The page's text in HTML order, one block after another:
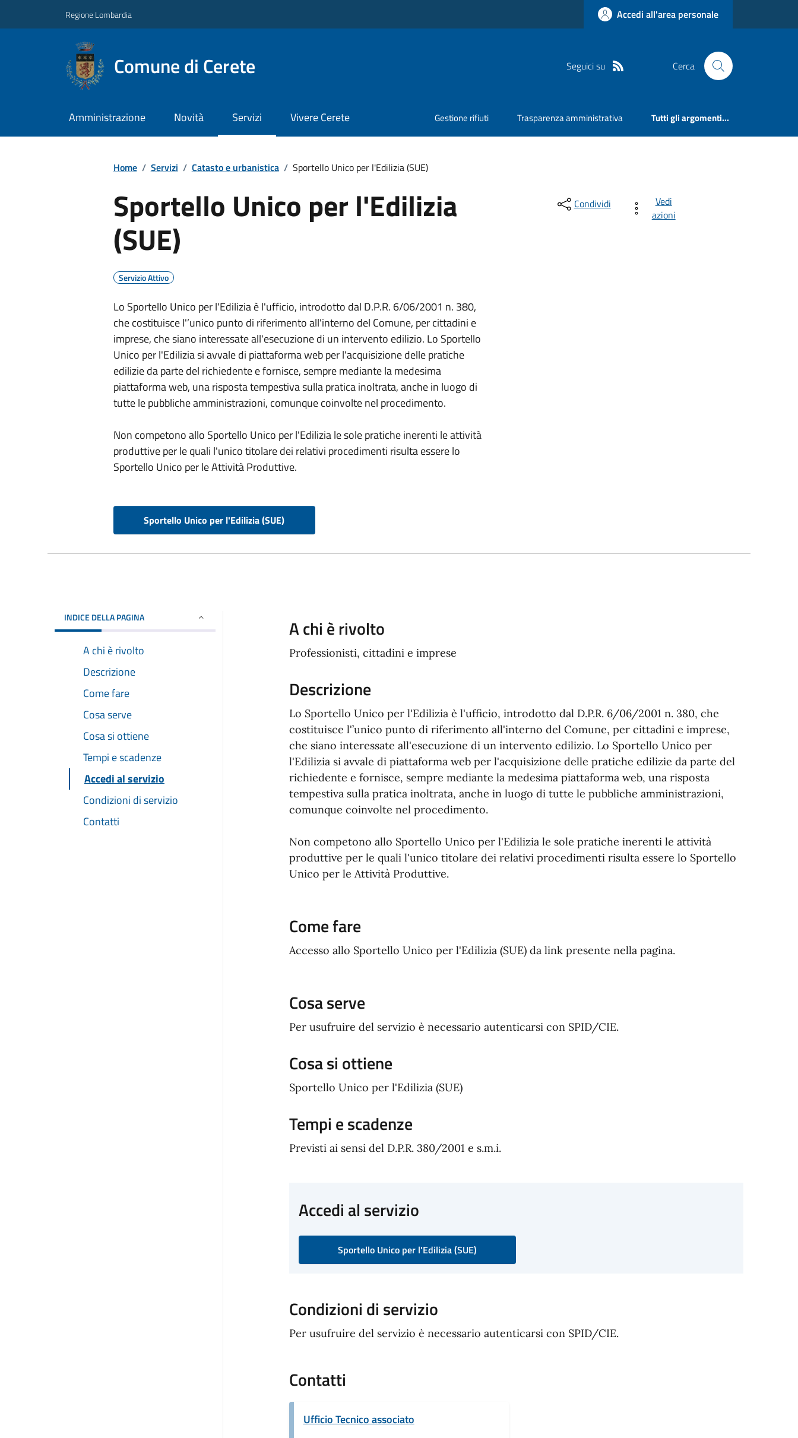
Regione Lombardia Accedi all'area personale
Comune di Cerete Seguici su Cerca
Amministrazione Novità Servizi Vivere Cerete Gestione rifiuti Trasparenza amministrativa Tutti gli argomenti...
Home / Servizi / Catasto e urbanistica / Sportello Unico per l'Edilizia (SUE)
Sportello Unico per l'Edilizia
(SUE)
Servizio Attivo
Lo Sportello Unico per l'Edilizia è l'ufficio, introdotto dal D.P.R. 6/06/2001 n. 380,
che costituisce l'’unico punto di riferimento all'interno del Comune, per cittadini e
imprese, che siano interessate all'esecuzione di un intervento edilizio. Lo Sportello
Unico per l'Edilizia si avvale di piattaforma web per l'acquisizione delle pratiche
edilizie da parte del richiedente e fornisce, sempre mediante la medesima
piattaforma web, una risposta tempestiva sulla pratica inoltrata, anche in luogo di
tutte le pubbliche amministrazioni, comunque coinvolte nel procedimento.
Non competono allo Sportello Unico per l'Edilizia le sole pratiche inerenti le attività
produttive per le quali l'unico titolare dei relativi procedimenti risulta essere lo
Sportello Unico per le Attività Produttive.
Sportello Unico per l'Edilizia (SUE)
Condividi
Vedi
azioni
INDICE DELLA PAGINA
A chi è rivolto
Descrizione
Come fare
Cosa serve
Cosa si ottiene
Tempi e scadenze
Accedi al servizio
Condizioni di servizio
Contatti
A chi è rivolto
Professionisti, cittadini e imprese
Descrizione
Lo Sportello Unico per l'Edilizia è l'ufficio, introdotto dal D.P.R. 6/06/2001 n. 380, che
costituisce l'’unico punto di riferimento all'interno del Comune, per cittadini e imprese,
che siano interessate all'esecuzione di un intervento edilizio. Lo Sportello Unico per
l'Edilizia si avvale di piattaforma web per l'acquisizione delle pratiche edilizie da parte del
richiedente e fornisce, sempre mediante la medesima piattaforma web, una risposta
tempestiva sulla pratica inoltrata, anche in luogo di tutte le pubbliche amministrazioni,
comunque coinvolte nel procedimento.
Non competono allo Sportello Unico per l'Edilizia le sole pratiche inerenti le attività
produttive per le quali l'unico titolare dei relativi procedimenti risulta essere lo Sportello
Unico per le Attività Produttive.
Come fare
Accesso allo Sportello Unico per l'Edilizia (SUE) da link presente nella pagina.
Cosa serve
Per usufruire del servizio è necessario autenticarsi con SPID/CIE.
Cosa si ottiene
Sportello Unico per l'Edilizia (SUE)
Tempi e scadenze
Previsti ai sensi del D.P.R. 380/2001 e s.m.i.
Accedi al servizio
Sportello Unico per l'Edilizia (SUE)
Condizioni di servizio
Per usufruire del servizio è necessario autenticarsi con SPID/CIE.
Contatti
Ufficio Tecnico associato